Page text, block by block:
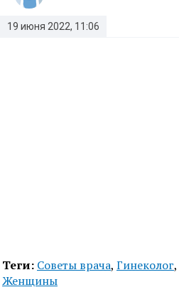
19 июня 2022, 11:06
Теги: Советы врача, Гинеколог,
Женщины